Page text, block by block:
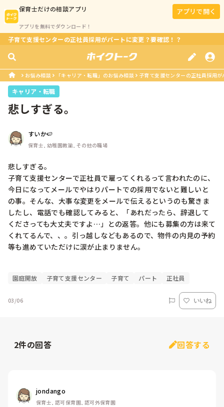
保育士だけの相談アプリ
アプリを無料でダウンロード！
アプリで開く
子育て支援センターの正社員採用がパートに変更？要確認！？
お悩み相談 「キャリア・転職」のお悩み相談 子育て支援センターの正社員採用
キャリア・転職
悲しすぎる。
すいか🍉
保育士, 幼稚園教諭, その他の職場
悲しすぎる。
子育て支援センターで正社員で雇ってくれるって言われたのに、
今日になってメールでやはりパートでの採用でないと難しいと
の事。そんな、大事な変更をメールで伝えるというのも驚きま
したし、電話でも確認してみると、「あれだったら、辞退して
くださっても大丈夫ですよ…」との返答。他にも募集の方は来て
くれてるんで、、。引っ越しなどもあるので、物件の内見の予約
等も進めていただけに涙が止まりません。
園庭開放 子育て支援センター 子育て パート 正社員
03/06 いいね
2件の回答 回答する
jondango
保育士, 認可保育園, 認可外保育園